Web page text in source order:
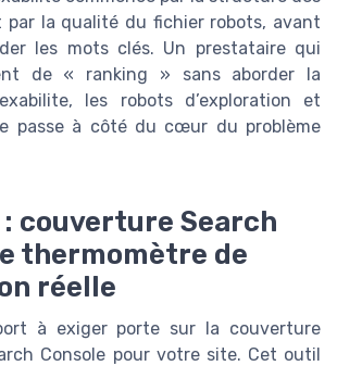
par la qualité du fichier robots, avant
les mots clés. Un prestataire qui
de « ranking » sans aborder la
les robots d’exploration et
passe à côté du cœur du problème
: couverture Search
thermomètre de
réelle
à exiger porte sur la couverture
Console pour votre site. Cet outil